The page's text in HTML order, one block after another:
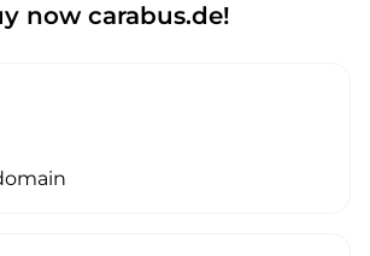
now carabus.de!